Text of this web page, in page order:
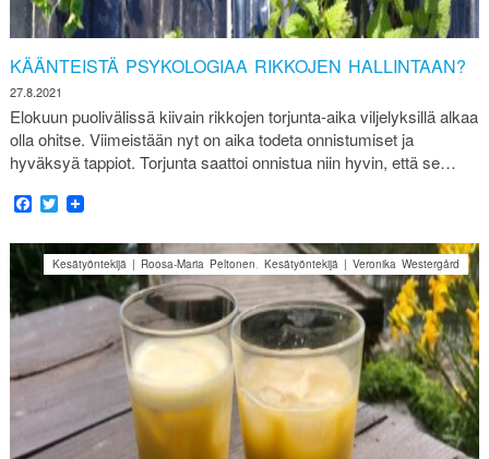
KÄÄNTEISTÄ PSYKOLOGIAA RIKKOJEN HALLINTAAN?
27.8.2021
Elokuun puolivälissä kiivain rikkojen torjunta-aika viljelyksillä alkaa
olla ohitse. Viimeistään nyt on aika todeta onnistumiset ja
hyväksyä tappiot. Torjunta saattoi onnistua niin hyvin, että se…
Facebook
Twitter
Kesätyöntekijä | Roosa-Maria Peltonen ,Kesätyöntekijä | Veronika Westergård